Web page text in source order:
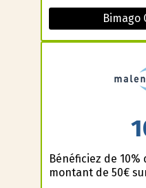
Bimago
Bénéficiez de
montant de 50€